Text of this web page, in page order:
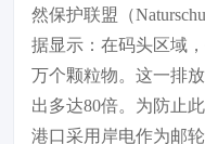
然保护联盟（
据显示：在码头区域
万个颗粒物。这一排
出多达80倍。为防止
港口采用岸电作为邮